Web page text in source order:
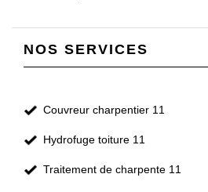
NOS SERVICES
Couvreur charpentier 11
Hydrofuge toiture 11
Traitement de charpente 11